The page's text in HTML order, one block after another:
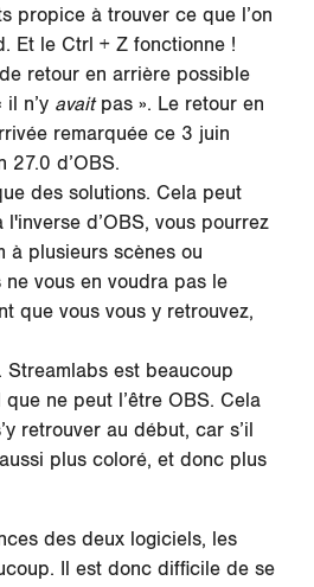
propice à trouver ce que l’on
Et le Ctrl + Z fonctionne !
retour en arrière possible
il n’y avait pas ». Le retour en
remarquée ce 3 juin
27.0 d’OBS.
des solutions. Cela peut
d’OBS, vous pourrez
à plusieurs scènes ou
vous en voudra pas le
que vous vous y retrouvez,
Streamlabs est beaucoup
ne peut l’être OBS. Cela
retrouver au début, car s’il
plus coloré, et donc plus
des deux logiciels, les
Il est donc difficile de se